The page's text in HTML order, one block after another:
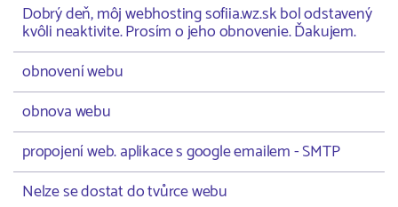
Dobrý deň, môj webhosting sofiia.wz.sk bol odstavený
kvôli neaktivite. Prosím o jeho obnovenie. Ďakujem.
obnovení webu
obnova webu
propojení web. aplikace s google emailem - SMTP
Nelze se dostat do tvůrce webu